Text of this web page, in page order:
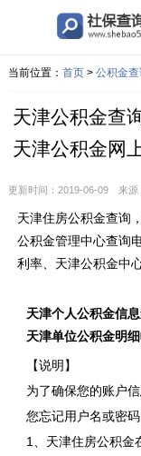
当前位置： 首页> 公积金查
天津公积金查
天津公积金网
更新时间：2019-06-09 来源
天津住房公积金查询
公积金管理中心查询
利率、天津公积金中
天津个人公积金信
天津单位公积金明
【说明】
为了确保您的账户
您忘记用户名或密
1、天津住房公积金